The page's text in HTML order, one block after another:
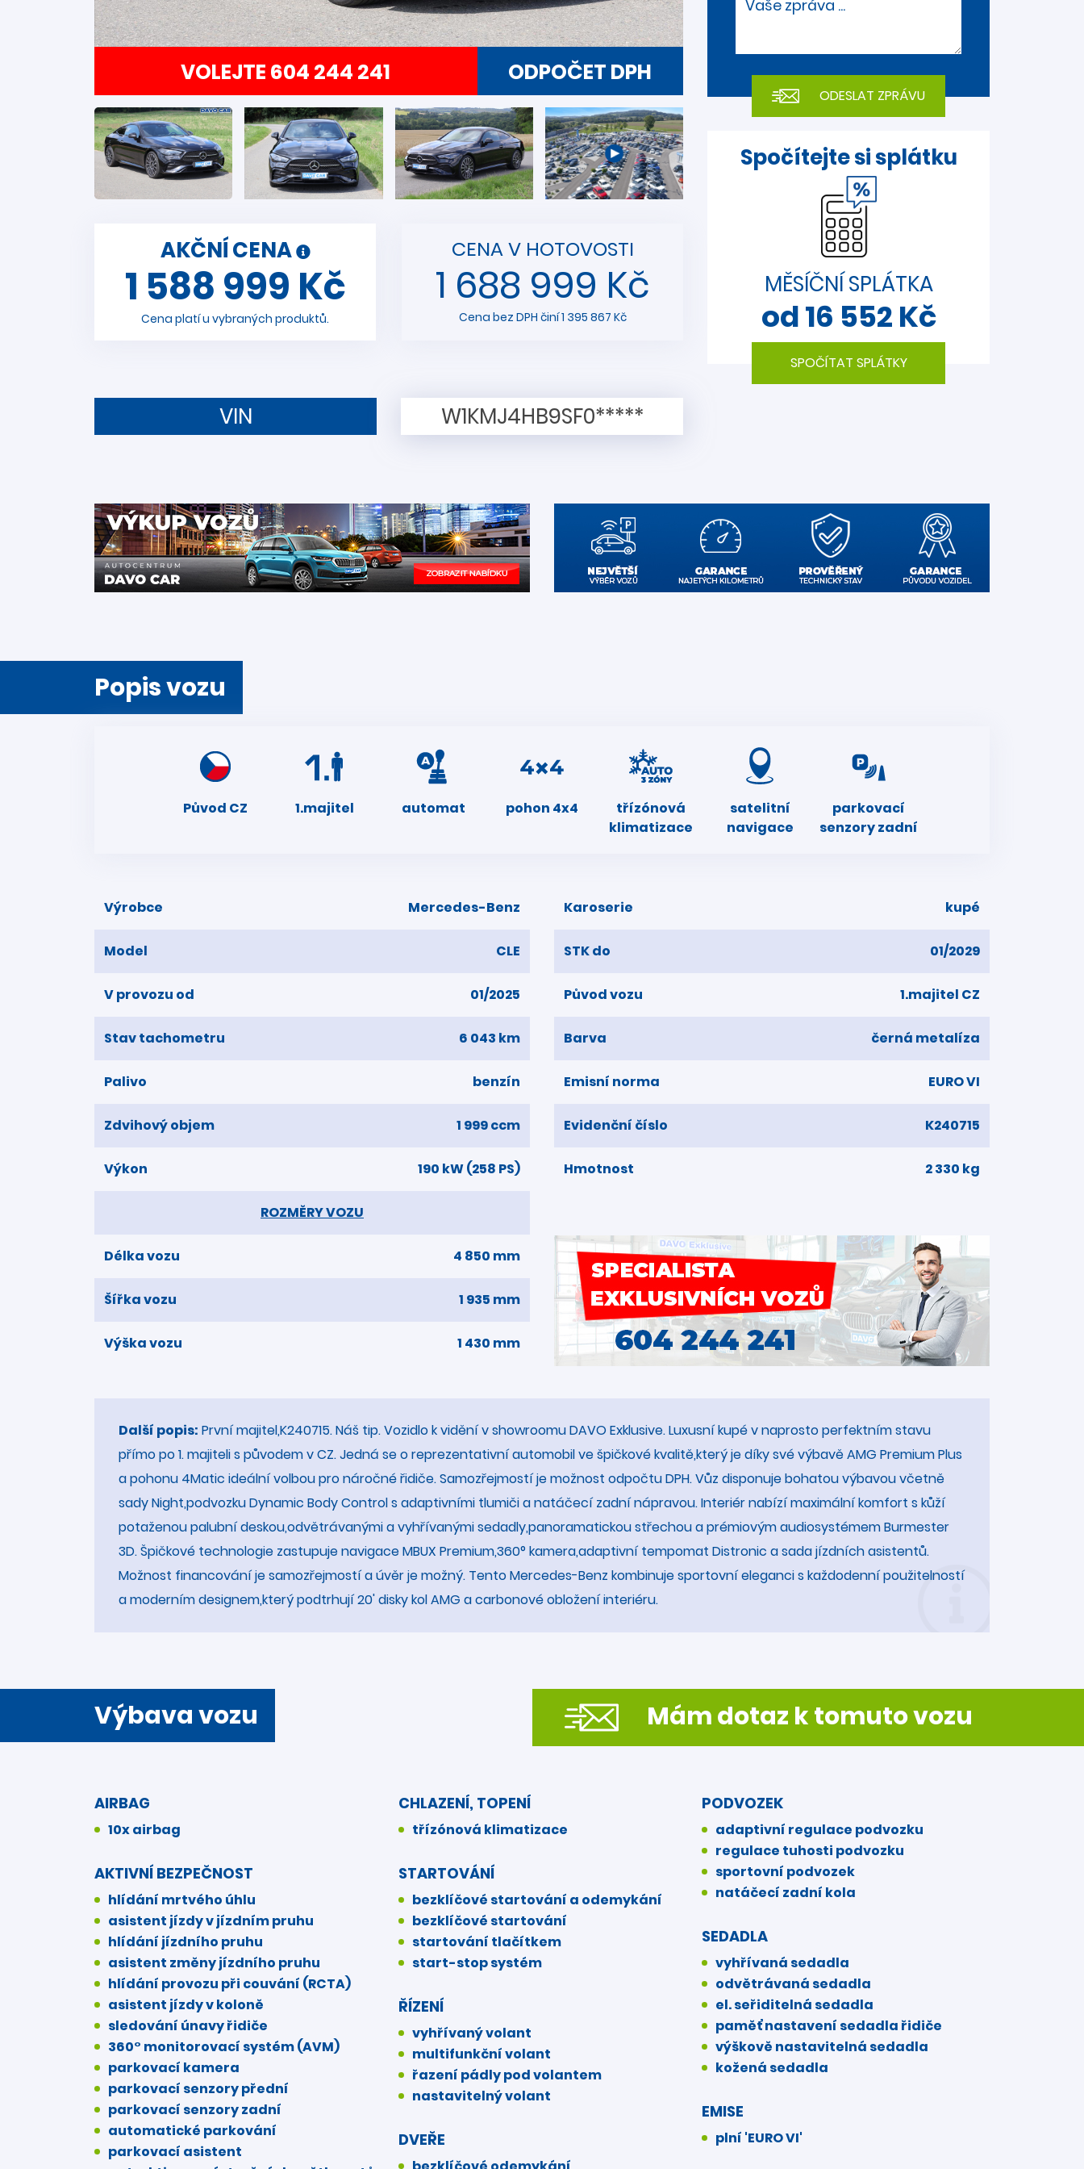
VOLEJTE 604 244 241 ODPOČET DPH
AKČNÍ CENA
1 588 999 Kč
Cena platí u vybraných produktů.
CENA V HOTOVOSTI
1 688 999 Kč
Cena bez DPH činí 1 395 867 Kč
Vaše zpráva ...
Spočítejte si splátku
MĚSÍČNÍ SPLÁTKA
od 16 552 Kč
SPOČÍTAT SPLÁTKY
VIN W1KMJ4HB9SF0*****
Popis vozu
Původ CZ 1.majitel automat pohon 4x4
třízónová
klimatizace
satelitní
navigace
parkovací
senzory zadní
Výrobce Mercedes-Benz
Model CLE
V provozu od 01/2025
Stav tachometru 6 043 km
Palivo benzín
Zdvihový objem 1 999 ccm
Výkon 190 kW (258 PS)
ROZMĚRY VOZU
Délka vozu 4 850 mm
Šířka vozu 1 935 mm
Výška vozu 1 430 mm
Karoserie kupé
STK do 01/2029
Původ vozu 1.majitel CZ
Barva černá metalíza
Emisní norma EURO VI
Evidenční číslo K240715
Hmotnost 2 330 kg
Další popis: První majitel,K240715. Náš tip. Vozidlo k vidění v showroomu DAVO Exklusive. Luxusní kupé v naprosto perfektním stavu
přímo po 1. majiteli s původem v CZ. Jedná se o reprezentativní automobil ve špičkové kvalitě,který je díky své výbavě AMG Premium Plus
a pohonu 4Matic ideální volbou pro náročné řidiče. Samozřejmostí je možnost odpočtu DPH. Vůz disponuje bohatou výbavou včetně
sady Night,podvozku Dynamic Body Control s adaptivními tlumiči a natáčecí zadní nápravou. Interiér nabízí maximální komfort s kůží
potaženou palubní deskou,odvětrávanými a vyhřívanými sedadly,panoramatickou střechou a prémiovým audiosystémem Burmester
3D. Špičkové technologie zastupuje navigace MBUX Premium,360° kamera,adaptivní tempomat Distronic a sada jízdních asistentů.
Možnost financování je samozřejmostí a úvěr je možný. Tento Mercedes-Benz kombinuje sportovní eleganci s každodenní použitelností
a moderním designem,který podtrhují 20' disky kol AMG a carbonové obložení interiéru.
Výbava vozu Mám dotaz k tomuto vozu
AIRBAG
10x airbag
AKTIVNÍ BEZPEČNOST
hlídání mrtvého úhlu
asistent jízdy v jízdním pruhu
hlídání jízdního pruhu
asistent změny jízdního pruhu
hlídání provozu při couvání (RCTA)
asistent jízdy v koloně
sledování únavy řidiče
360° monitorovací systém (AVM)
parkovací kamera
parkovací senzory přední
parkovací senzory zadní
automatické parkování
parkovací asistent
CHLAZENÍ, TOPENÍ
třízónová klimatizace
STARTOVÁNÍ
bezklíčové startování a odemykání
bezklíčové startování
startování tlačítkem
start-stop systém
ŘÍZENÍ
vyhřívaný volant
multifunkční volant
řazení pádly pod volantem
nastavitelný volant
DVEŘE
PODVOZEK
adaptivní regulace podvozku
regulace tuhosti podvozku
sportovní podvozek
natáčecí zadní kola
SEDADLA
vyhřívaná sedadla
odvětrávaná sedadla
el. seřiditelná sedadla
paměť nastavení sedadla řidiče
výškově nastavitelná sedadla
kožená sedadla
EMISE
plní 'EURO VI'